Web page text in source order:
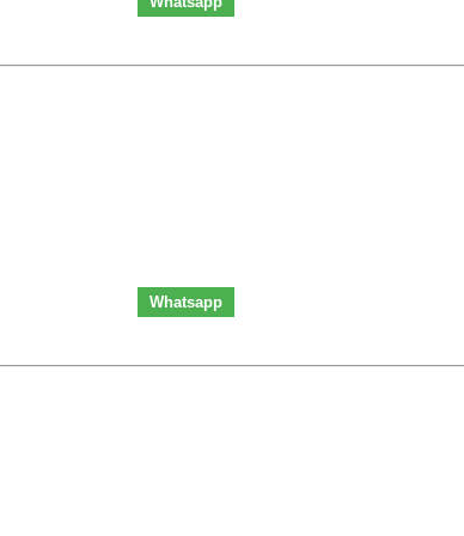
Whatsapp